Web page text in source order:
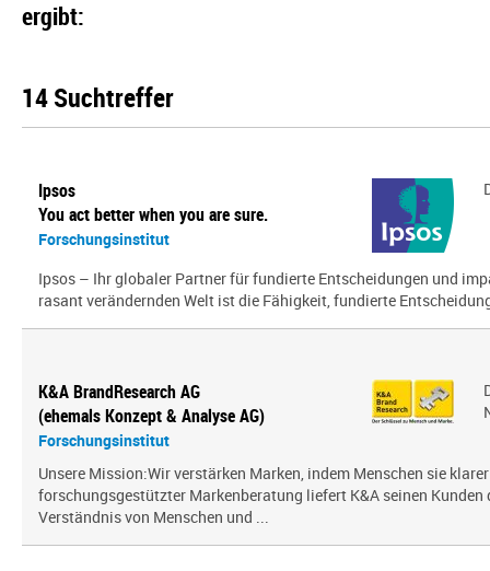
ergibt:
14 Suchtreffer
Ipsos
You act better when you are sure.
Forschungsinstitut
Ipsos – Ihr globaler Partner für fundierte Entscheidungen und
rasant verändernden Welt ist die Fähigkeit, fundierte
K&A BrandResearch AG
(ehemals Konzept & Analyse AG)
Forschungsinstitut
Unsere Mission:Wir verstärken Marken, indem Menschen sie
forschungsgestützter Markenberatung liefert K&A seinen Kunden
Verständnis von Menschen und ...